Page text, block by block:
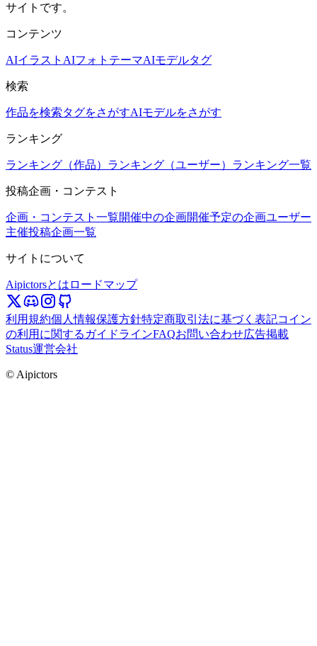
サイトです。
コンテンツ
AIイラスト AIフォト テーマAIモデルタグ
検索
作品を検索タグをさがすAIモデルをさがす
ランキング
ランキング（作品） ランキング（ユーザー） ランキング一覧
投稿企画・コンテスト
企画・コンテスト一覧開催中の企画開催予定の企画ユーザー
主催投稿企画一覧
サイトについて
Aipictorsとは ロードマップ
利用規約個人情報保護方針特定商取引法に基づく表記コイン
の利用に関するガイドラインFAQお問い合わせ広告掲載
Status運営会社
© Aipictors